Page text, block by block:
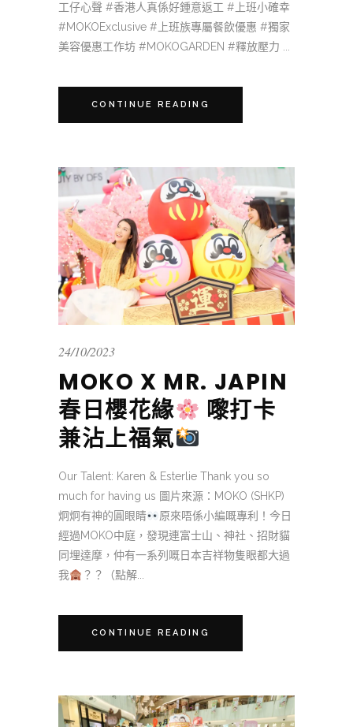
工仔心聲 #香港人真係好鍾意返工 #上班小確幸
#MOKOExclusive #上班族專屬餐飲優惠 #獨家
美容優惠工作坊 #MOKOGARDEN #釋放壓力 ...
CONTINUE READING
24/10/2023
MOKO X MR. JAPIN
春日櫻花緣
嚟打卡
兼沾上福氣
Our Talent: Karen & Esterlie Thank you so
much for having us 圖片來源：MOKO (SHKP)
炯炯有神的圓眼睛
原來唔係小編嘅專利！今日
經過MOKO中庭，發現連富士山、神社、招財貓
同埋達摩，仲有一系列嘅日本吉祥物隻眼都大過
我
？？（點解...
CONTINUE READING